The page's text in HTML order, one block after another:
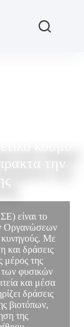
την
είναι το
Οργανώσεων
Με
και δράσεις
μέρος της
των φυσικών
και μέσα
δράσεις
βιοτόπων,
της